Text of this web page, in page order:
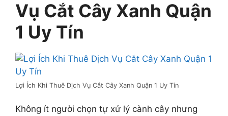
Vụ Cắt Cây Xanh Quận
1 Uy Tín
Lợi Ích Khi Thuê Dịch Vụ Cắt Cây Xanh Quận 1 Uy Tín
Không ít người chọn tự xử lý cành cây nhưng